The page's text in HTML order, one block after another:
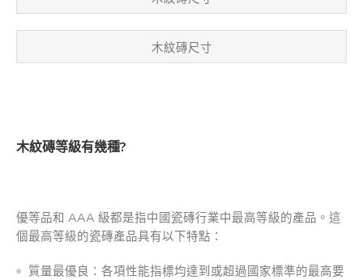
木紋磚尺寸
木紋磚等級有幾種?
優等品和 AAA 級都是指中國瓷磚行業中最高等級的產品。這
個最高等級的瓷磚產品具有以下特點：
質量最優良：各項性能指標均達到或超過國家標準的最高要